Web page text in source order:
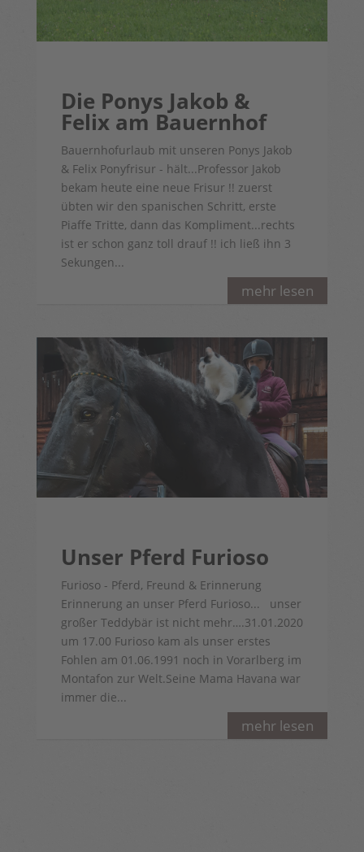
mehr lesen
Die Ponys Jakob &
Felix am Bauernhof
Bauernhofurlaub mit unseren Ponys Jakob
& Felix Ponyfrisur - hält...Professor Jakob
bekam heute eine neue Frisur !! zuerst
übten wir den spanischen Schritt, erste
Piaffe Tritte, dann das Kompliment...rechts
ist er schon ganz toll drauf !! ich ließ ihn 3
Sekungen...
mehr lesen
Unser Pferd Furioso
Furioso - Pferd, Freund & Erinnerung
Erinnerung an unser Pferd Furioso... unser
großer Teddybär ist nicht mehr….31.01.2020
um 17.00 Furioso kam als unser erstes
Fohlen am 01.06.1991 noch in Vorarlberg im
Montafon zur Welt.Seine Mama Havana war
immer die...